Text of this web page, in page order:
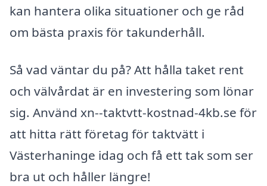
kan hantera olika situationer och ge råd
om bästa praxis för takunderhåll.
Så vad väntar du på? Att hålla taket rent
och välvårdat är en investering som lönar
sig. Använd xn--taktvtt-kostnad-4kb.se för
att hitta rätt företag för taktvätt i
Västerhaninge idag och få ett tak som ser
bra ut och håller längre!